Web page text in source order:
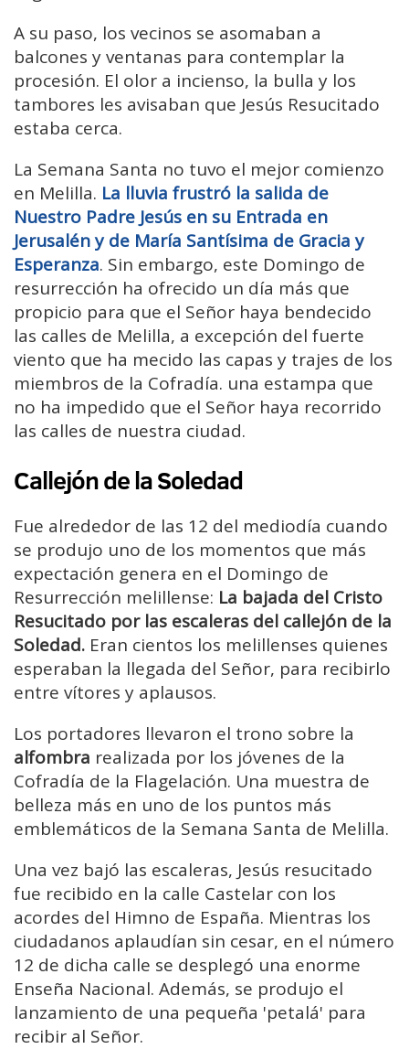
A su paso, los vecinos se asomaban a
balcones y ventanas para contemplar la
procesión. El olor a incienso, la bulla y los
tambores les avisaban que Jesús Resucitado
estaba cerca.
La Semana Santa no tuvo el mejor comienzo
en Melilla. La lluvia frustró la salida de
Nuestro Padre Jesús en su Entrada en
Jerusalén y de María Santísima de Gracia y
Esperanza. Sin embargo, este Domingo de
resurrección ha ofrecido un día más que
propicio para que el Señor haya bendecido
las calles de Melilla, a excepción del fuerte
viento que ha mecido las capas y trajes de los
miembros de la Cofradía. una estampa que
no ha impedido que el Señor haya recorrido
las calles de nuestra ciudad.
Callejón de la Soledad
Fue alrededor de las 12 del mediodía cuando
se produjo uno de los momentos que más
expectación genera en el Domingo de
Resurrección melillense: La bajada del Cristo
Resucitado por las escaleras del callejón de la
Soledad. Eran cientos los melillenses quienes
esperaban la llegada del Señor, para recibirlo
entre vítores y aplausos.
Los portadores llevaron el trono sobre la
alfombra realizada por los jóvenes de la
Cofradía de la Flagelación. Una muestra de
belleza más en uno de los puntos más
emblemáticos de la Semana Santa de Melilla.
Una vez bajó las escaleras, Jesús resucitado
fue recibido en la calle Castelar con los
acordes del Himno de España. Mientras los
ciudadanos aplaudían sin cesar, en el número
12 de dicha calle se desplegó una enorme
Enseña Nacional. Además, se produjo el
lanzamiento de una pequeña 'petalá' para
recibir al Señor.